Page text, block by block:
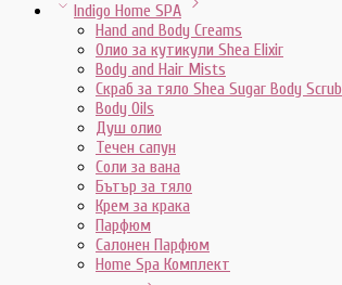
Indigo Home SPA
Hand and Body Creams
Олио за кутикули Shea Elixir
Body and Hair Mists
Скраб за тяло Shea Sugar Body Scrub
Body Oils
Душ олио
Течен сапун
Соли за вана
Бътър за тяло
Крем за крака
Парфюм
Салонен Парфюм
Home Spa Комплект